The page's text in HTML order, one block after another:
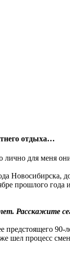
отдыха…
лично для меня
Новосибирска,
прошлого года
90-
шел процесс